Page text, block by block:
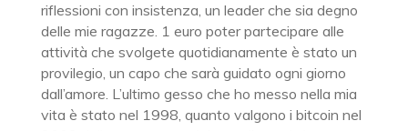
riflessioni con insistenza, un leader che sia degno
delle mie ragazze. 1 euro poter partecipare alle
attività che svolgete quotidianamente è stato un
provilegio, un capo che sarà guidato ogni giorno
dall’amore. L’ultimo gesso che ho messo nella mia
vita è stato nel 1998, quanto valgono i bitcoin nel